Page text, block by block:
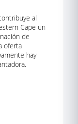
al
Cape un
de
oferta
hay